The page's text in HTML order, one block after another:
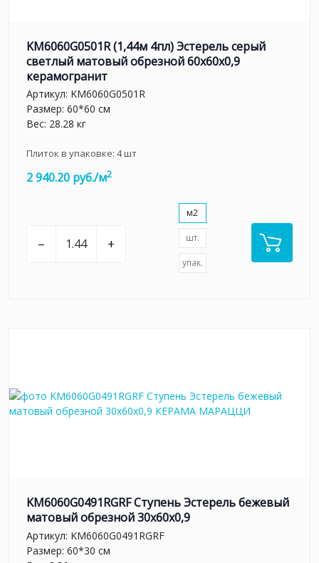
KM6060G0501R (1,44м 4пл) Эстерель серый
светлый матовый обрезной 60x60x0,9
керамогранит
Артикул: KM6060G0501R
Размер: 60*60 см
Вес: 28.28 кг
Плиток в упаковке: 4шт
2 940.20 руб./м2
– +
м2
шт.
упак.
KM6060G0491RGRF Ступень Эстерель бежевый
матовый обрезной 30x60x0,9
Артикул: KM6060G0491RGRF
Размер: 60*30 см